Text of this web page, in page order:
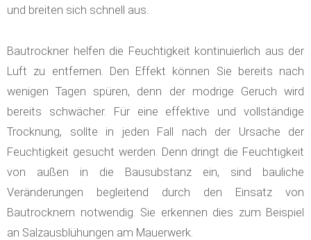
und breiten sich schnell aus.
Bautrockner helfen die Feuchtigkeit kontinuierlich aus der
Luft zu entfernen. Den Effekt können Sie bereits nach
wenigen Tagen spüren, denn der modrige Geruch wird
bereits schwächer. Für eine effektive und vollständige
Trocknung, sollte in jeden Fall nach der Ursache der
Feuchtigkeit gesucht werden. Denn dringt die Feuchtigkeit
von außen in die Bausubstanz ein, sind bauliche
Veränderungen begleitend durch den Einsatz von
Bautrocknern notwendig. Sie erkennen dies zum Beispiel
an Salzausblühungen am Mauerwerk.